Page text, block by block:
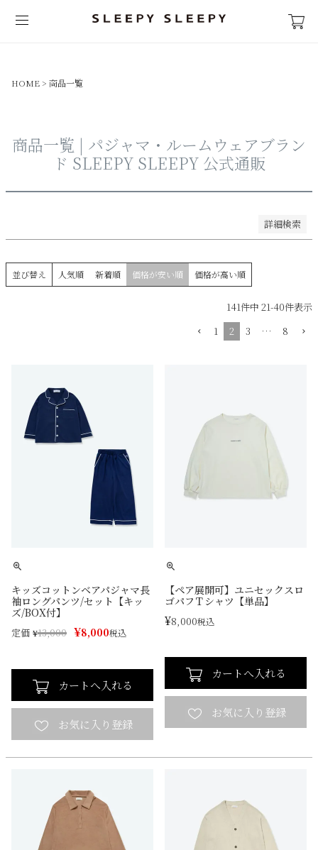
HOME 商品一覧
商品一覧 | パジャマ・ルームウェアブラン
ド SLEEPY SLEEPY 公式通販
詳細検索
登録順
レビュー順
キーワードヒット順
検索
並び替え 人気順 新着順 価格が安い順 価格が高い順
141件中 21-40件表示
1
2 3 … 8
キッズコットンベアパジャマ長
袖ロングパンツ/セット【キッ
ズ/BOX付】
定価 ¥13,000 ¥8,000税込
カートへ入れる
【ペア展開可】ユニセックスロ
ゴパフＴシャツ【単品】
¥8,000税込
カートへ入れる